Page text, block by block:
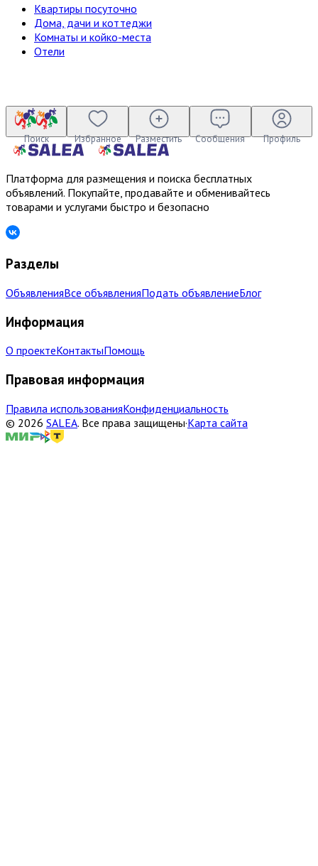
Квартиры посуточно
Дома, дачи и коттеджи
Комнаты и койко-места
Отели
Поиск Избранное Разместить Сообщения Профиль
Платформа для размещения и поиска бесплатных
объявлений. Покупайте, продавайте и обменивайтесь
товарами и услугами быстро и безопасно
Разделы
ОбъявленияВсе объявленияПодать объявлениеБлог
Информация
О проектеКонтактыПомощь
Правовая информация
Правила использованияКонфиденциальность
© 2026 SALEA. Все права защищены·Карта сайта